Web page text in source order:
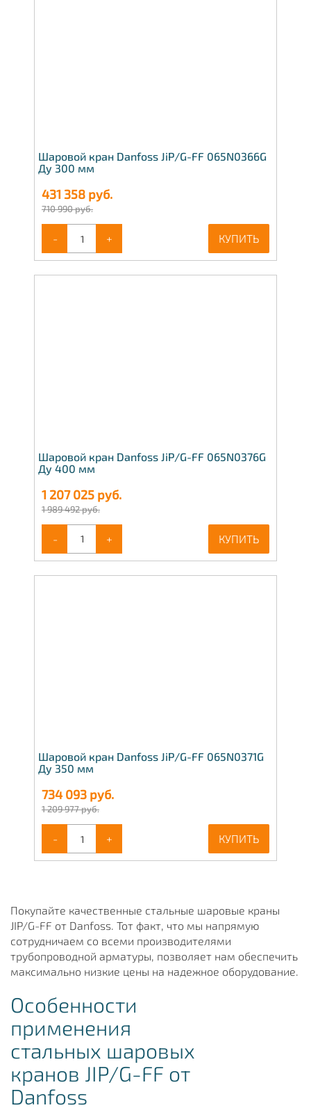
Шаровой кран Danfoss JiP/G-FF 065N0366G
Ду 300 мм
431 358 руб.
710 990 руб.
- + КУПИТЬ
Шаровой кран Danfoss JiP/G-FF 065N0376G
Ду 400 мм
1 207 025 руб.
1 989 492 руб.
- + КУПИТЬ
Шаровой кран Danfoss JiP/G-FF 065N0371G
Ду 350 мм
734 093 руб.
1 209 977 руб.
- + КУПИТЬ
Покупайте качественные стальные шаровые краны
JIP/G-FF от Danfoss. Тот факт, что мы напрямую
сотрудничаем со всеми производителями
трубопроводной арматуры, позволяет нам обеспечить
максимально низкие цены на надежное оборудование.
Особенности
применения
стальных шаровых
кранов JIP/G-FF от
Danfoss